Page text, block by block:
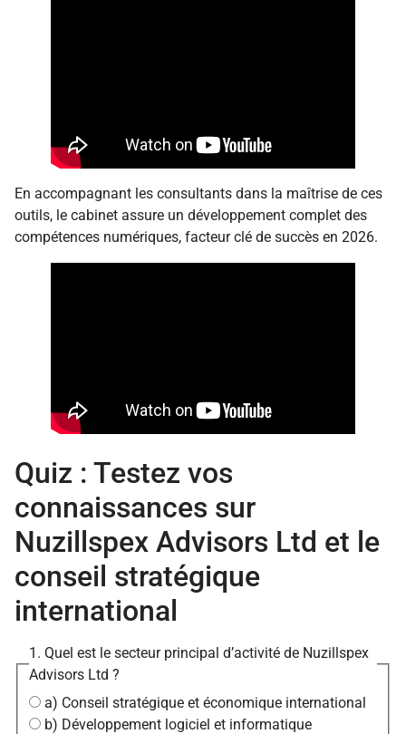
En accompagnant les consultants dans la maîtrise de ces
outils, le cabinet assure un développement complet des
compétences numériques, facteur clé de succès en 2026.
Quiz : Testez vos
connaissances sur
Nuzillspex Advisors Ltd et le
conseil stratégique
international
1. Quel est le secteur principal d’activité de Nuzillspex
Advisors Ltd ?
a) Conseil stratégique et économique international
b) Développement logiciel et informatique